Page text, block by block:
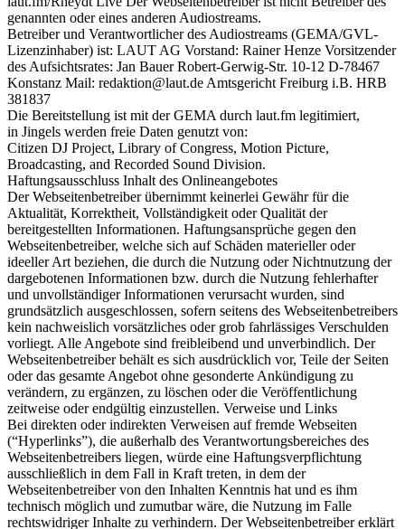
genannten oder eines anderen Audiostreams.
Betreiber und Verantwortlicher des Audiostreams (GEMA/GVL-
Lizenzinhaber) ist: LAUT AG Vorstand: Rainer Henze Vorsitzender
des Aufsichtsrates: Jan Bauer Robert-Gerwig-Str. 10-12 D-78467
Konstanz Mail: redaktion@laut.de Amtsgericht Freiburg i.B. HRB
381837
Die Bereitstellung ist mit der GEMA durch laut.fm legitimiert,
in Jingels werden freie Daten genutzt von:
Citizen DJ Project, Library of Congress, Motion Picture,
Broadcasting, and Recorded Sound Division.
Haftungsausschluss Inhalt des Onlineangebotes
Der Webseitenbetreiber übernimmt keinerlei Gewähr für die
Aktualität, Korrektheit, Vollständigkeit oder Qualität der
bereitgestellten Informationen. Haftungsansprüche gegen den
Webseitenbetreiber, welche sich auf Schäden materieller oder
ideeller Art beziehen, die durch die Nutzung oder Nichtnutzung der
dargebotenen Informationen bzw. durch die Nutzung fehlerhafter
und unvollständiger Informationen verursacht wurden, sind
grundsätzlich ausgeschlossen, sofern seitens des Webseitenbetreibers
kein nachweislich vorsätzliches oder grob fahrlässiges Verschulden
vorliegt. Alle Angebote sind freibleibend und unverbindlich. Der
Webseitenbetreiber behält es sich ausdrücklich vor, Teile der Seiten
oder das gesamte Angebot ohne gesonderte Ankündigung zu
verändern, zu ergänzen, zu löschen oder die Veröffentlichung
zeitweise oder endgültig einzustellen. Verweise und Links
Bei direkten oder indirekten Verweisen auf fremde Webseiten
(“Hyperlinks”), die außerhalb des Verantwortungsbereiches des
Webseitenbetreibers liegen, würde eine Haftungsverpflichtung
ausschließlich in dem Fall in Kraft treten, in dem der
Webseitenbetreiber von den Inhalten Kenntnis hat und es ihm
technisch möglich und zumutbar wäre, die Nutzung im Falle
rechtswidriger Inhalte zu verhindern. Der Webseitenbetreiber erklärt